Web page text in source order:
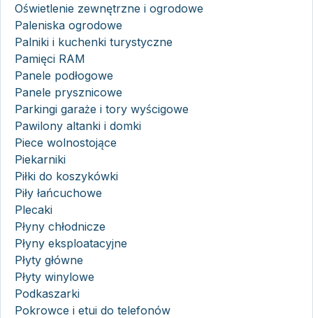
Oświetlenie zewnętrzne i ogrodowe
Paleniska ogrodowe
Palniki i kuchenki turystyczne
Pamięci RAM
Panele podłogowe
Panele prysznicowe
Parkingi garaże i tory wyścigowe
Pawilony altanki i domki
Piece wolnostojące
Piekarniki
Piłki do koszykówki
Piły łańcuchowe
Plecaki
Płyny chłodnicze
Płyny eksploatacyjne
Płyty główne
Płyty winylowe
Podkaszarki
Pokrowce i etui do telefonów